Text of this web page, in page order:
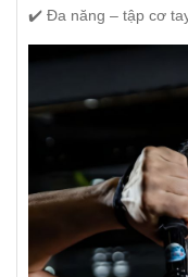
✔️ Đa năng – tập cơ